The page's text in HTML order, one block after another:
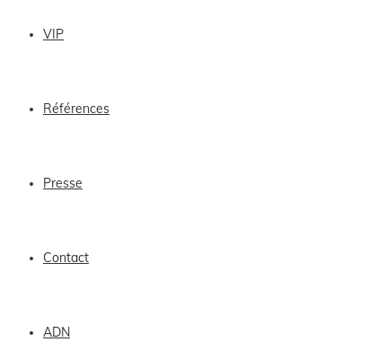
VIP
Références
Presse
Contact
ADN